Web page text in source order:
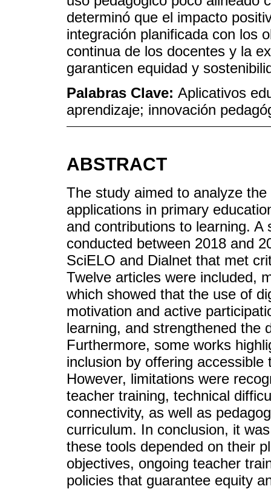
determinó que el impacto
integración planificada con los
continua de los docentes y la
garanticen equidad y
Palabras Clave: Aplicativos
aprendizaje; innovación
ABSTRACT
The study aimed to analyze
applications in primary
and contributions to learning.
conducted between 2018 and
SciELO and Dialnet that met
Twelve articles were included,
which showed that the use of
motivation and active
learning, and strengthened the
Furthermore, some works
inclusion by offering
However, limitations were
teacher training, technical
connectivity, as well as
curriculum. In conclusion, it
these tools depended on their
objectives, ongoing teacher
policies that guarantee equity